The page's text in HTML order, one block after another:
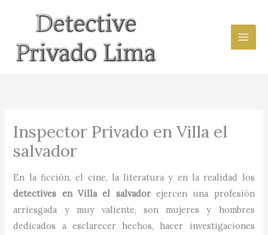
contenido
Inspector Privado en Villa el
salvador
En la ficción, el cine, la literatura y en la realidad los
detectives en Villa el salvador ejercen una profesión
arriesgada y muy valiente, son mujeres y hombres
dedicados a esclarecer hechos, hacer investigaciones